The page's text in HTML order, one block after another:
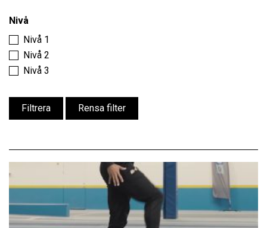
Nivå
Nivå 1
Nivå 2
Nivå 3
Filtrera Rensa filter